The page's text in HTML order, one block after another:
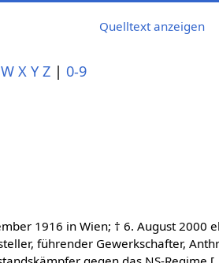
Quelltext anzeigen
W X Y Z | 0-9
1916 in Wien; † 6. August 2000
führender Gewerkschafter,